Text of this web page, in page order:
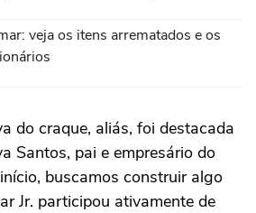
veja os itens arrematados e os
do craque, aliás, foi destacada
Santos, pai e empresário do
buscamos construir algo
Jr. participou ativamente de